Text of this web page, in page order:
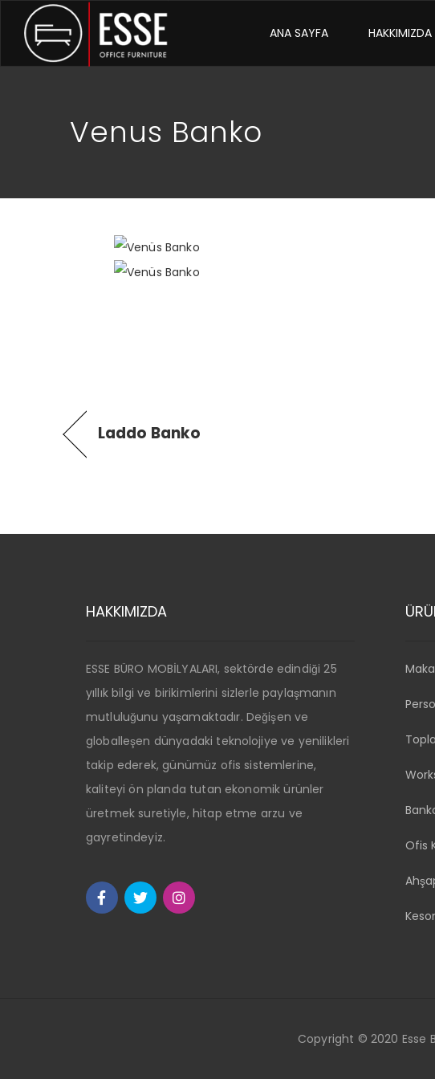
ANA SAYFA HAKKIMIZDA
Venus Banko
Laddo Banko
HAKKIMIZDA
ESSE BÜRO MOBİLYALARI, sektörde edindiği 25
yıllık bilgi ve birikimlerini sizlerle paylaşmanın
mutluluğunu yaşamaktadır. Değişen ve
globalleşen dünyadaki teknolojiye ve yenilikleri
takip ederek, günümüz ofis sistemlerine,
kaliteyi ön planda tutan ekonomik ürünler
üretmek suretiyle, hitap etme arzu ve
gayretindeyiz.
Ofis
Copyright © 2020 Esse